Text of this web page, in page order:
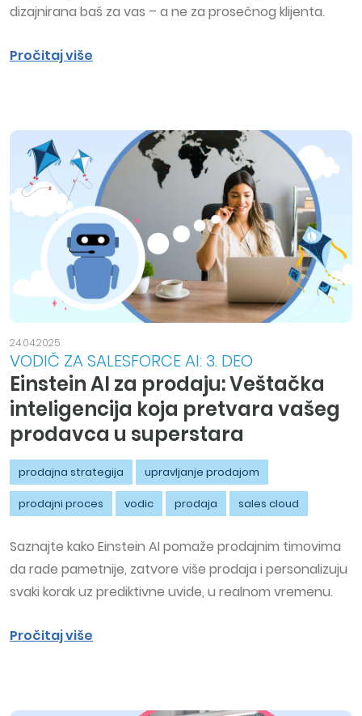
dizajnirana baš za vas – a ne za prosečnog klijenta.
Pročitaj više
24.04.2025.
VODIČ ZA SALESFORCE AI: 3. DEO
Einstein AI za prodaju: Veštačka
inteligencija koja pretvara vašeg
prodavca u superstara
prodajna strategija upravljanje prodajom
prodajni proces vodic prodaja sales cloud
Saznajte kako Einstein AI pomaže prodajnim timovima
da rade pametnije, zatvore više prodaja i personalizuju
svaki korak uz prediktivne uvide, u realnom vremenu.
Pročitaj više